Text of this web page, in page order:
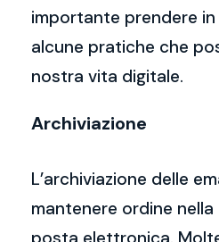
importante prendere
alcune pratiche che
nostra vita digitale.
Archiviazione
L’archiviazione delle
mantenere ordine